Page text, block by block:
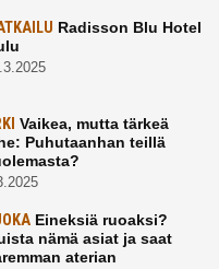
Radisson Blu Hotel
Vaikea, mutta tärkeä
Puhutaanhan teillä
Eineksiä ruoaksi?
nämä asiat ja saat
aterian